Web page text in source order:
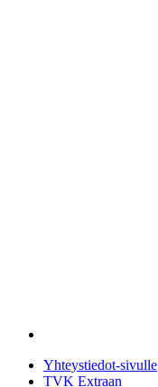
Yhteystiedot-sivulle
TVK Extraan